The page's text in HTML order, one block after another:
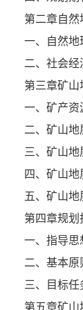
第二章自
一、自然地
二、社会经
第三章矿
一、矿产资
二、矿山地
三、矿山
四、矿山
五、矿山
第四章规
一、指导思
二、基本原
三、目标任
第五章矿